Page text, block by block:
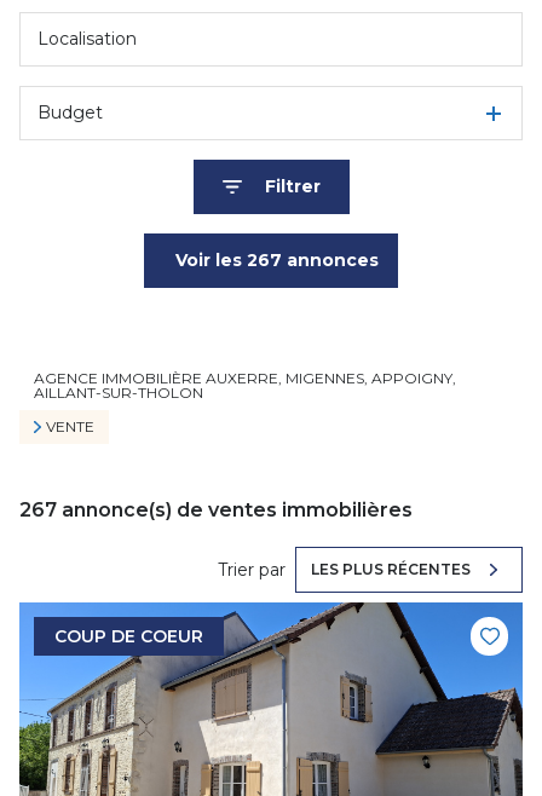
Budget
Filtrer
Voir les 267 annonces
AGENCE IMMOBILIÈRE AUXERRE, MIGENNES, APPOIGNY,
AILLANT-SUR-THOLON
VENTE
267 annonce(s) de ventes immobilières
Trier par LES PLUS RÉCENTES
COUP DE COEUR